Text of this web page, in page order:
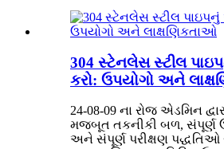
304 સ્ટેનલેસ સ્ટીલ
કરો: ઉપયોગો અને
24-08-09 ના રોજ એડમિન
મજબૂત તકનીકી બળ, સંપૂર્ણ
અને સંપૂર્ણ પરીક્ષણ